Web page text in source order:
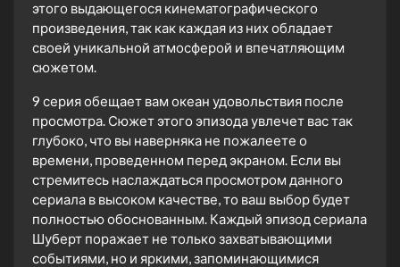
этого выдающегося кинематографического
произведения, так как каждая из них обладает
своей уникальной атмосферой и впечатляющим
сюжетом.
9 серия обещает вам океан удовольствия после
просмотра. Сюжет этого эпизода увлечет вас так
глубоко, что вы наверняка не пожалеете о
времени, проведенном перед экраном. Если вы
стремитесь наслаждаться просмотром данного
сериала в высоком качестве, то ваш выбор будет
полностью обоснованным. Каждый эпизод сериала
Шуберт поражает не только захватывающими
событиями, но и яркими, запоминающимися